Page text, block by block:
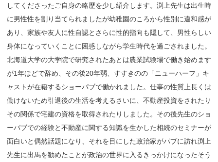
してくださったご自身の略歴を少し紹介します。渕上先生は出生時
に男性性を割り当てられましたが幼稚園のころから性別に違和感が
あり、家族や友人に性自認とさらに性的指向も隠して、男性らしい
身体になっていくことに困惑しながら学生時代を過ごされました。
北海道大学の大学院で研究されたあとは農業試験場で働き始めます
が1年ほどで辞め、その後20年弱、すすきのの「ニューハーフ」キ
ャストが在籍するショーパブで働かれました。仕事の性質上長くは
働けないため引退後の生活を考えるさいに、不動産投資をされたり
その関係で宅建の資格を取得されたりしました。その後先生のショ
ーパブでの経験と不動産に関する知識を生かした相続のセミナーが
面白いと偶然話題になり、それを目にした政治家がパブに訪れ渕上
先生に出馬を勧めたことが政治の世界に入るきっかけになったそう